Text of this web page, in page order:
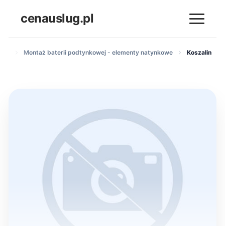
cenauslug.pl
Montaż baterii podtynkowej - elementy natynkowe Koszalin